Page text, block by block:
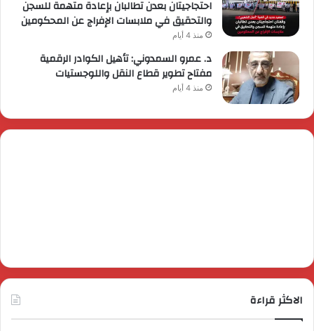
احتجاجيتان بعدن تطالبان بإعادة متهمة للسجن
والتحقيق في ملابسات الإفراج عن المحكومين
منذ 4 أيام
د. عمرو السمدوني: تأهيل الكوادر الرقمية
مفتاح تطوير قطاع النقل واللوجستيات
منذ 4 أيام
الاكثر قراءة